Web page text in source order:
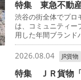
特集 東急不動
渋谷の街全体でプ
は、コミュニティー
用した年間ブランド
2026.08.04 JR貨物
特集 ＪＲ貨物「